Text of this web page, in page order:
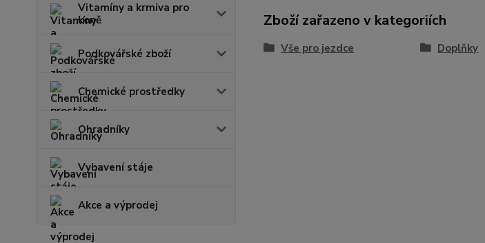
Vitamíny a krmiva pro
koně
Podkovářské zboží
Chemické prostředky
Ohradníky
Vybavení stáje
Akce a výprodej
Zboží zařazeno v kategoriích
Vše pro jezdce Doplňky